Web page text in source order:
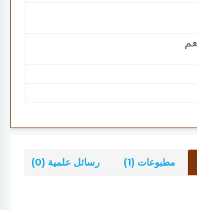
مطبوعات (1) رسائل علمية (0)